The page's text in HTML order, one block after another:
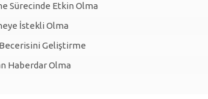
Sürecinde Etkin Olma
İstekli Olma
Geliştirme
Haberdar Olma